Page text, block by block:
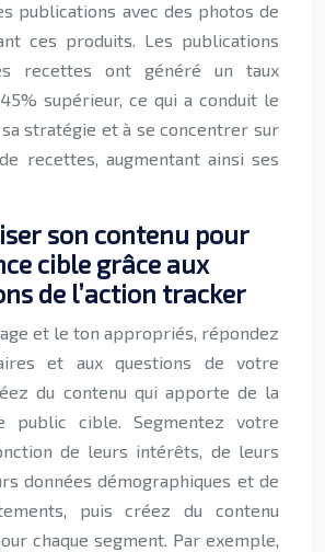
publications avec des photos de
ces produits. Les publications
recettes ont généré un taux
supérieur, ce qui a conduit le
stratégie et à se concentrer sur
recettes, augmentant ainsi ses
son contenu pour
cible grâce aux
de l’action tracker
et le ton appropriés, répondez
et aux questions de votre
du contenu qui apporte de la
public cible. Segmentez votre
de leurs intérêts, de leurs
données démographiques et de
puis créez du contenu
chaque segment. Par exemple,